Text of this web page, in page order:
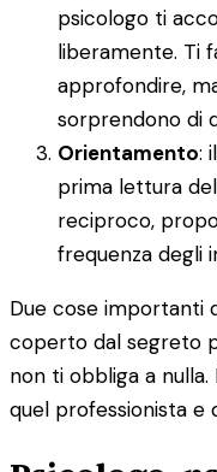
psicologo ti
liberamente. Ti
approfondire,
sorprendono di
Orientamento:
prima lettura
reciproco,
frequenza degli
Due cose importanti
coperto dal segreto
non ti obbliga a
quel professionista e